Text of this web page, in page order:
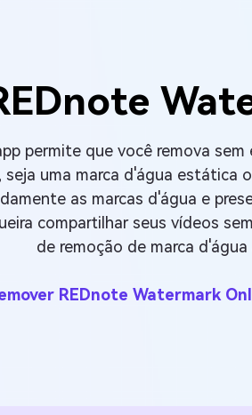
permite que você remova
uma marca d'água estática
as marcas d'água e
compartilhar seus vídeos
de remoção de marca d'água
REDnote Watermark